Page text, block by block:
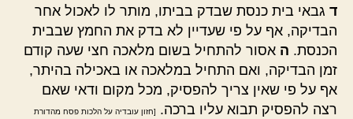
ד גבאי בית כנסת שבדק בביתו, מותר לו לאכול אחר
הבדיקה, אף על פי שעדיין לא בדק את החמץ שבבית
הכנסת. ה אסור להתחיל בשום מלאכה חצי שעה קודם
זמן הבדיקה, ואם התחיל במלאכה או באכילה בהיתר,
אף על פי שאין צריך להפסיק, מכל מקום ודאי שאם
רצה להפסיק תבוא עליו ברכה.
[חזון עובדיה על הלכות פסח מהדורת